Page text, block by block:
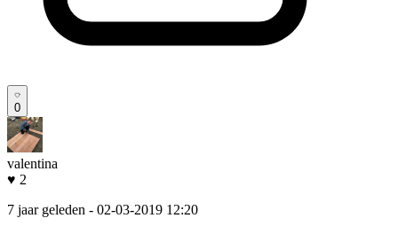
0
valentina
♥ 2
7 jaar geleden - 02-03-2019 12:20